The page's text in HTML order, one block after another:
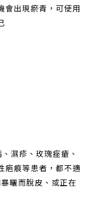
會出現瘀青，可使用
濕疹、玫瑰痤瘡、
疤痕等患者，都不適
曬而脫皮、或正在